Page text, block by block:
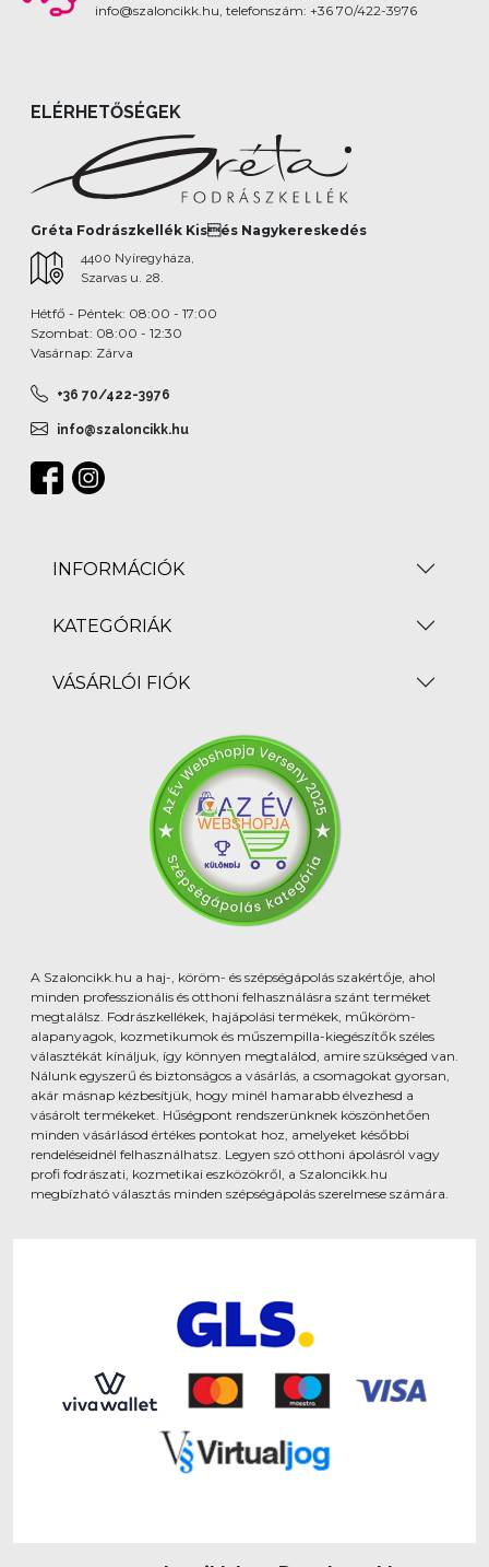
info@szaloncikk.hu, telefonszám: +36 70/422-3976
ELÉRHETŐSÉGEK
Gréta Fodrászkellék Kisés Nagykereskedés
4400 Nyíregyháza,
Szarvas u. 28.
Hétfő - Péntek: 08:00 - 17:00
Szombat: 08:00 - 12:30
Vasárnap: Zárva
+36 70/422-3976
info@szaloncikk.hu
INFORMÁCIÓK
KATEGÓRIÁK
VÁSÁRLÓI FIÓK
A Szaloncikk.hu a haj-, köröm- és szépségápolás szakértője, ahol
minden professzionális és otthoni felhasználásra szánt terméket
megtalálsz. Fodrászkellékek, hajápolási termékek, műköröm-
alapanyagok, kozmetikumok és műszempilla-kiegészítők széles
választékát kínáljuk, így könnyen megtalálod, amire szükséged van.
Nálunk egyszerű és biztonságos a vásárlás, a csomagokat gyorsan,
akár másnap kézbesítjük, hogy minél hamarabb élvezhesd a
vásárolt termékeket. Hűségpont rendszerünknek köszönhetően
minden vásárlásod értékes pontokat hoz, amelyeket későbbi
rendeléseidnél felhasználhatsz. Legyen szó otthoni ápolásról vagy
profi fodrászati, kozmetikai eszközökről, a Szaloncikk.hu
megbízható választás minden szépségápolás szerelmese számára.